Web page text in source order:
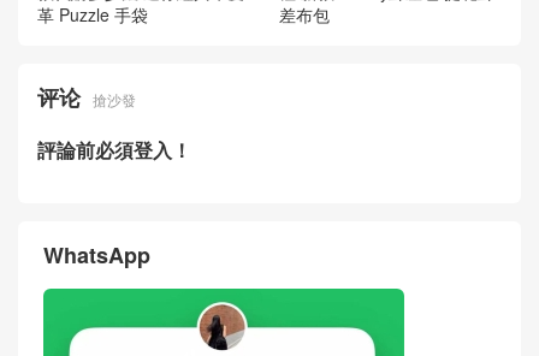
革 Puzzle 手袋
差布包
评论 搶沙發
評論前必須登入！
WhatsApp